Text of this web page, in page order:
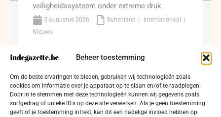
Beheer toestemming
Om de beste ervaringen te bieden, gebruiken wij technologieën zoals
cookies om informatie over je apparaat op te slaan en/of te raadplegen.
Door in te stemmen met deze technologieën kunnen wij gegevens zoals
surfgedrag of unieke ID's op deze site verwerken. Als je geen toestemming
geeft of je toestemming intrekt, kan dit een nadelige invloed hebben op
veiligheidssysteem onder extreme druk
5 augustus 2026 Buitenland
Internationaal
Nieuws
Juli 2026 toonde een wereldwijd
Oekraïne tot Taiwan en van Iran tot de Rode
Zee De maandelijkse inlichtingenbrief van het
...